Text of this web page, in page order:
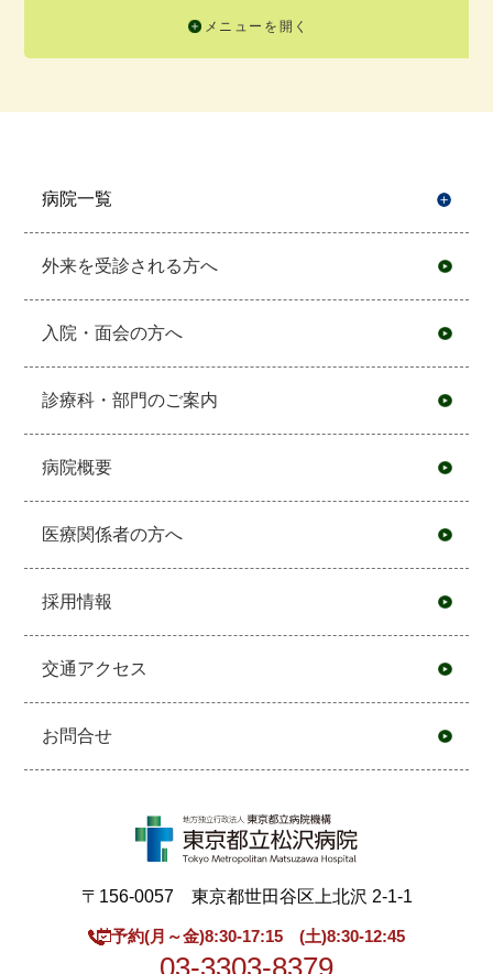
メニューを開く
病院一覧
外来を受診される方へ
入院・面会の方へ
診療科・部門のご案内
病院概要
医療関係者の方へ
採用情報
交通アクセス
お問合せ
〒156-0057 東京都世田谷区上北沢 2-1-1
予約(月～金)8:30-17:15 (土)8:30-12:45
03-3303-8379